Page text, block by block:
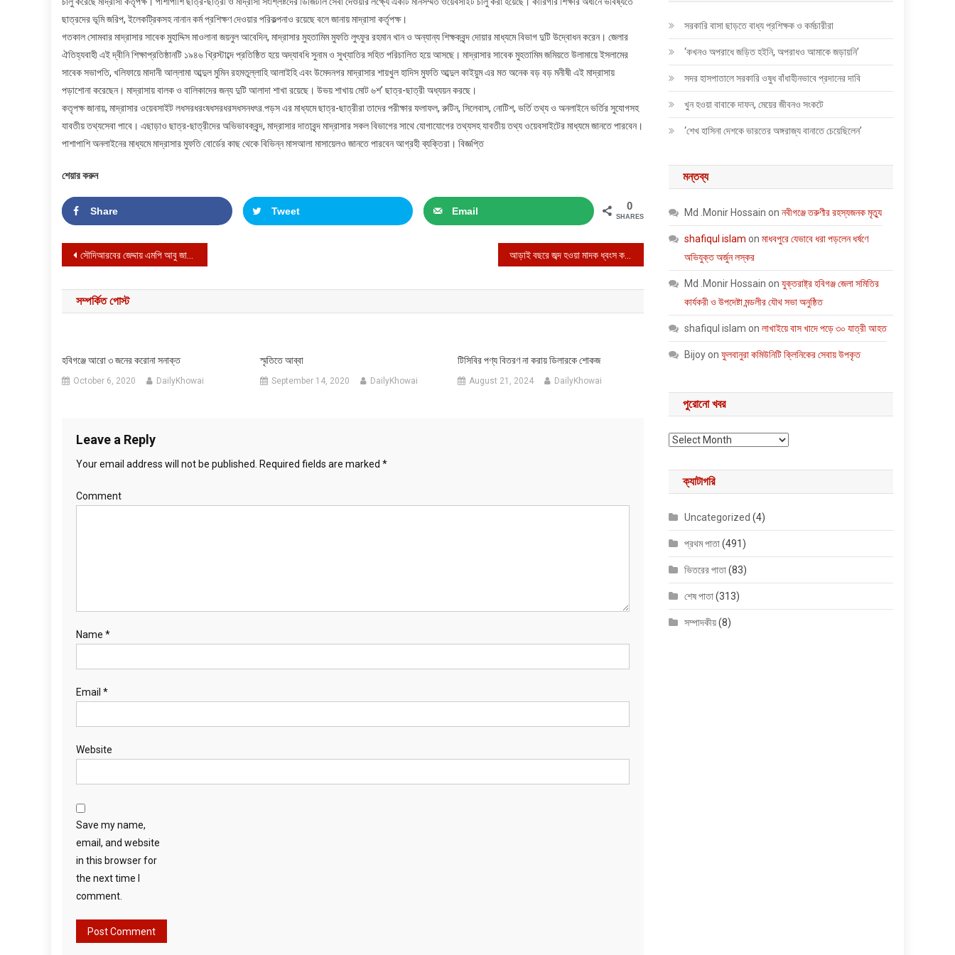
ছাত্রদের ভূমি জরিপ, ইলেকট্রিকসহ নানান কর্ম প্রশিক্ষণ দেওয়ার পরিকল্পনাও রয়েছে বলে জানায় মাদ্রাসা কর্তৃপক্ষ।
গতকাল সোমবার মাদ্রাসার সাবেক মুহাদ্দিস মাওলানা জয়নুল আবেদিন, মাদ্রাসার মুহতামিম মুফতি লুৎফুর রহমান খান ও অন্যান্য শিক্ষকবৃন্দ দোয়ার মাধ্যমে বিভাগ দুটি উদ্বোধন করেন। জেলার
ঐতিহ্যবাহী এই দ্বীনি শিক্ষাপ্রতিষ্ঠানটি ১৯৪৬ খ্রিস্টাব্দে প্রতিষ্ঠিত হয়ে অদ্যাবধি সুনাম ও সুখ্যাতির সহিত পরিচালিত হয়ে আসছে। মাদ্রাসার সাবেক মুহতামিম জমিয়তে উলামায়ে ইসলামের
সাবেক সভাপতি, খলিফায়ে মাদানী আল্লামা আব্দুল মুমিন রহমতুল্লাহি আলাইহি এবং উমেদনগর মাদ্রাসার শায়খুল হাদিস মুফতি আব্দুল কাইয়ুম এর মত অনেক বড় বড় মনীষী এই মাদ্রাসায়
পড়াশোনা করেছেন। মাদ্রাসায় বালক ও বালিকাদের জন্য দুটি আলাদা শাখা রয়েছে। উভয় শাখায় মোট ৬শ’ ছাত্র-ছাত্রী অধ্যয়ন করছে।
কতৃপক্ষ জানায়, মাদ্রাসার ওয়েবসাইট লধসরধরংষধসরধরসধসনধৎর.পড়স এর মাধ্যমে ছাত্র-ছাত্রীরা তাদের পরীক্ষার ফলাফল, রুটিন, সিলেবাস, নোটিশ, ভর্তি তথ্য ও অনলাইনে ভর্তির সুযোগসহ
যাবতীয় তথ্যসেবা পাবে। এছাড়াও ছাত্র-ছাত্রীদের অভিভাবকবৃন্দ, মাদ্রাসার দাতাবৃন্দ মাদ্রাসার সকল বিভাগের সাথে যোগাযোগের তথ্যসহ যাবতীয় তথ্য ওয়েবসাইটের মাধ্যমে জানতে পারবেন।
পাশাপাশি অনলাইনের মাধ্যমে মাদ্রাসার মুফতি বোর্ডের কাছ থেকে বিভিন্ন মাসআলা মাসায়েলও জানতে পারবেন আগ্রহী ব্যক্তিরা। বিজ্ঞপ্তি
শেয়ার করুন
Share Tweet Email 0
SHARES
Post navigation
সৌদিআরবের জেদ্দায় এমপি আবু জাহির’র সুস্থতা কামনায় দোয়া মাহফিল
সম্পর্কিত পোস্ট
হবিগঞ্জে আরো ৩ জনের করোনা সনাক্ত
October 6, 2020 DailyKhowai
স্মৃতিতে আব্বা
September 14, 2020 DailyKhowai
টিসিবির পণ্য বিতরণ না করায় ডিলারকে শোকজ
August 21, 2024 DailyKhowai
Leave a Reply
Your email address will not be published. Required fields are marked *
Comment
Name *
Email *
Website
Save my name,
email, and website
in this browser for
the next time I
comment.
সরকারি বাসা ছাড়তে বাধ্য প্রশিক্ষক ও কর্মচারীরা
‘কখনও অপরাধে জড়িত হইনি, অপরাধও আমাকে জড়ায়নি’
সদর হাসপাতালে সরকারি ওষুধ বাঁধাহীনভাবে প্রদানের দাবি
খুন হওয়া বাবাকে দাফন, মেয়ের জীবনও সংকটে
‘শেখ হাসিনা দেশকে ভারতের অঙ্গরাজ্য বানাতে চেয়েছিলেন’
মন্তব্য
Md .Monir Hossain onনবীগঞ্জে তরুণীর রহস্যজনক মৃত্যু
shafiqul islam onমাধবপুরে যেভাবে ধরা পড়লেন ধর্ষণে
অভিযুক্ত অর্জুন লস্কর
Md .Monir Hossain onযুক্তরাষ্ট্র হবিগঞ্জ জেলা সমিতির
কার্যকরী ও উপদেষ্টা মন্ডলীর যৌথ সভা অনুষ্ঠিত
shafiqul islam onলাখাইয়ে বাস খাদে পড়ে ৩০ যাত্রী আহত
Bijoyonফুলবানুরা কমিউনিটি ক্লিনিকের সেবায় উপকৃত
পুরোনো খবর
পুরোনো খবর
ক্যাটাগরি
Uncategorized (4)
প্রথম পাতা(491)
ভিতরের পাতা(83)
শেষ পাতা(313)
সম্পাদকীয়(8)